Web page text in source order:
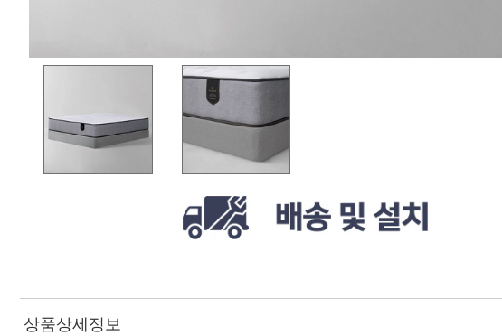
상품상세정보